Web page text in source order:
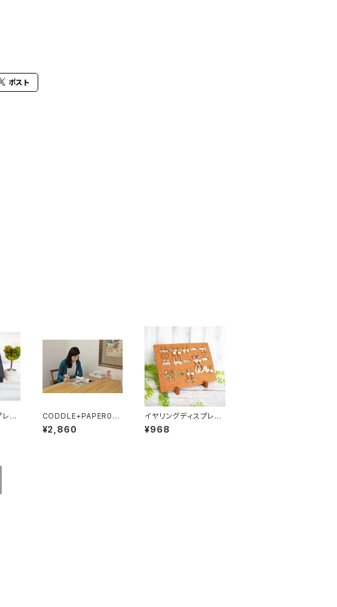
ポスト
レイ
CODDLE+PAPER08
[BOXﾃｨｯｼｭｹｰｽ]
¥2,860
イヤリングディスプレイ
ボード コルク
¥968